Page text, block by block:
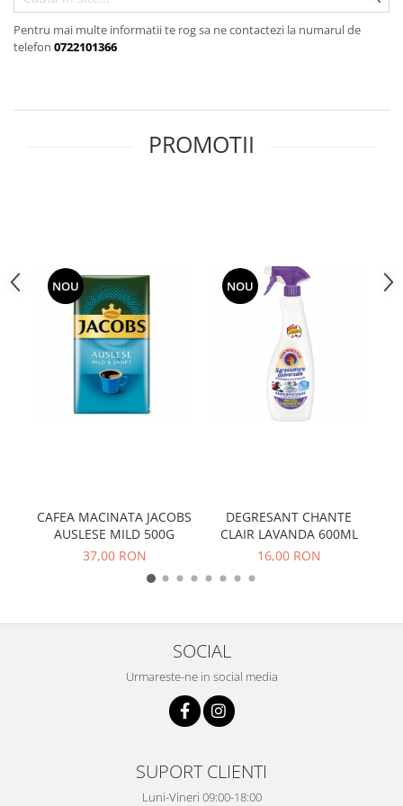
GEMURI
PASTE
INĂLBITOR SI SOLUȚII PENTRU
INDEPĂRTAREA PETELOR
Pentru mai multe informatii te rog sa ne contactezi la numarul de
telefon 0722101366
PROMOTII
NOU
CAFEA MACINATA JACOBS
AUSLESE MILD 500G
37,00 RON
NOU
DEGRESANT CHANTE
CLAIR LAVANDA 600ML
16,00 RON
SOCIAL
Urmareste-ne in social media
SUPORT CLIENTI
Luni-Vineri 09:00-18:00